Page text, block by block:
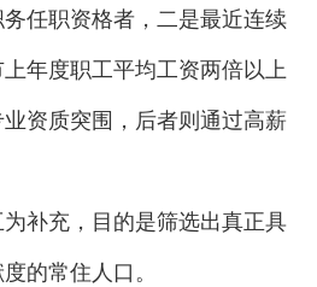
任职资格者，二是最近连续
年度职工平均工资两倍以上
资质突围，后者则通过高薪
充，目的是筛选出真正具
的常住人口。